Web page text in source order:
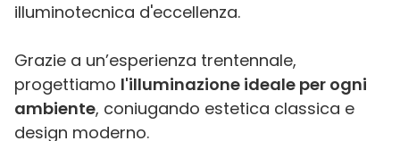
illuminotecnica d'eccellenza.
Grazie a un’esperienza trentennale,
progettiamo l'illuminazione ideale per ogni
ambiente, coniugando estetica classica e
design moderno.